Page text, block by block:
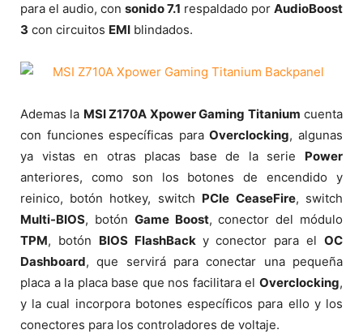
para el audio, con sonido 7.1 respaldado por AudioBoost
3 con circuitos EMI blindados.
Ademas la MSI Z170A Xpower Gaming Titanium cuenta
con funciones específicas paraOverclocking, algunas
ya vistas en otras placas base de la serie Power
anteriores, como son los botones de encendido y
reinico, botón hotkey, switch PCIe CeaseFire, switch
Multi-BIOS, botón Game Boost, conector del módulo
TPM, botón BIOS FlashBack y conector para el OC
Dashboard, que servirá para conectar una pequeña
placa a la placa base que nos facilitara el Overclocking,
y la cual incorpora botones específicos para ello y los
conectores para los controladores de voltaje.